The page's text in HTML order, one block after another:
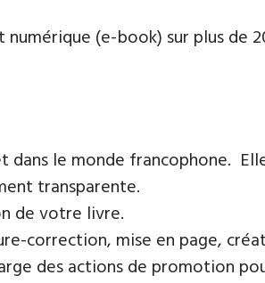
(e-book) sur plus de
dans le monde francophone.
transparente.
de votre livre.
correction, mise en page,
des actions de promotion